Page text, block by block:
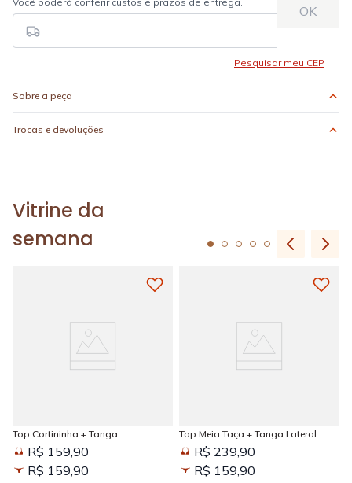
Sobre a peça
Trocas e devoluções
Vitrine da
semana
Top Cortininha + Tanga
Amarradinha Estampada Sun
KissedR$ 159,90
R$ 159,90
Top Meia Taça + Tanga Lateral
Larga Estampada Sun Kissed
R$ 239,90
R$ 159,90